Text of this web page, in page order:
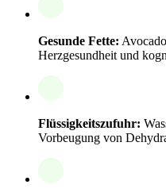
Gesunde Fette:
Herzgesundheit und
Flüssigkeitszufuhr:
Vorbeugung von